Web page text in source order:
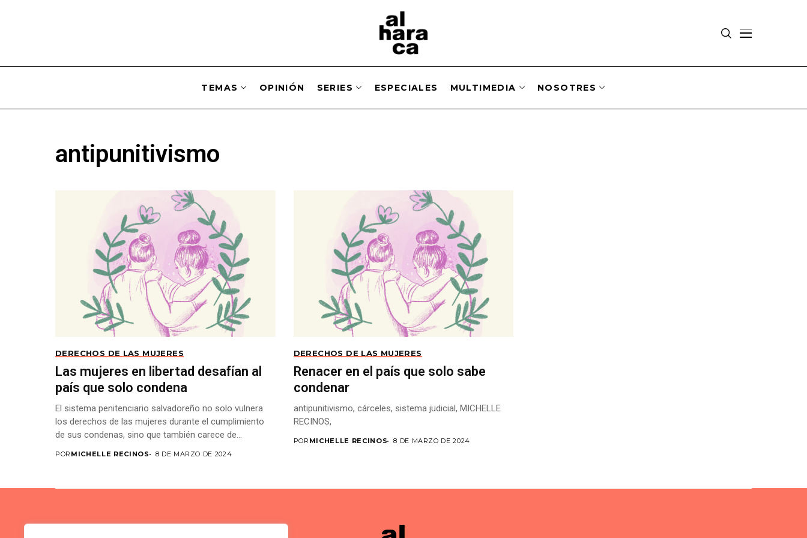
TEMAS OPINIÓN SERIES ESPECIALES MULTIMEDIA NOSOTRES
antipunitivismo
DERECHOS DE LAS MUJERES
Las mujeres en libertad desafían al
país que solo condena
El sistema penitenciario salvadoreño no solo vulnera
los derechos de las mujeres durante el cumplimiento
de sus condenas, sino que también carece de...
POR MICHELLE RECINOS 8 DE MARZO DE 2024
DERECHOS DE LAS MUJERES
Renacer en el país que solo sabe
condenar
antipunitivismo, cárceles, sistema judicial, MICHELLE
RECINOS,
POR MICHELLE RECINOS 8 DE MARZO DE 2024